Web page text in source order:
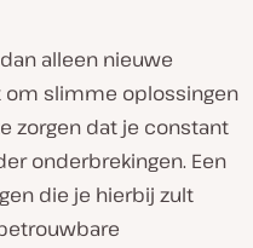
alleen nieuwe
om slimme oplossingen
zorgen dat je constant
onderbrekingen. Een
die je hierbij zult